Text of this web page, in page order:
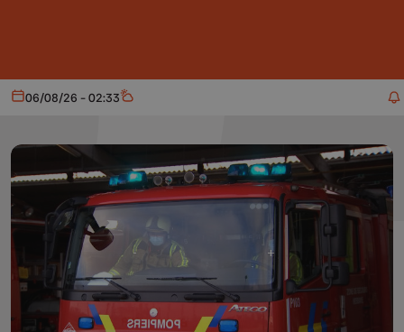
Aujourd'hui
06/08/26 - 02:33 Météo